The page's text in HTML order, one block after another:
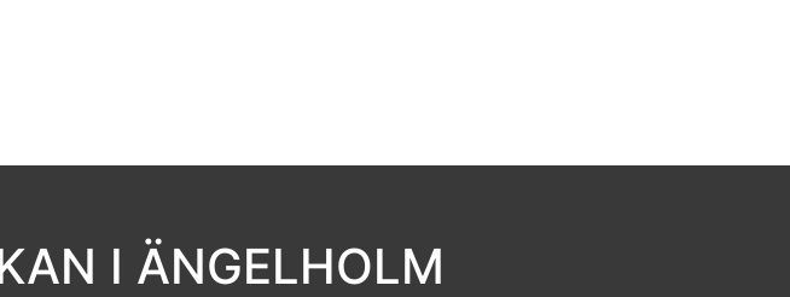
I ÄNGELHOLM